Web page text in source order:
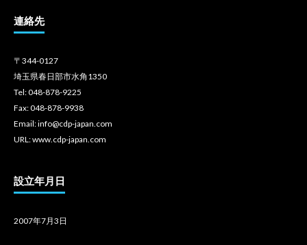
連絡先
〒344-0127
埼玉県春日部市水角1350
Tel: 048-878-9225
Fax: 048-878-9938
Email: info@cdp-japan.com
URL: www.cdp-japan.com
設立年月日
2007年7月3日